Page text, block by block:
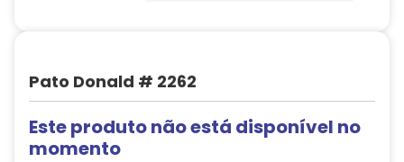
Pato Donald # 2262
Este produto não está disponível no
momento